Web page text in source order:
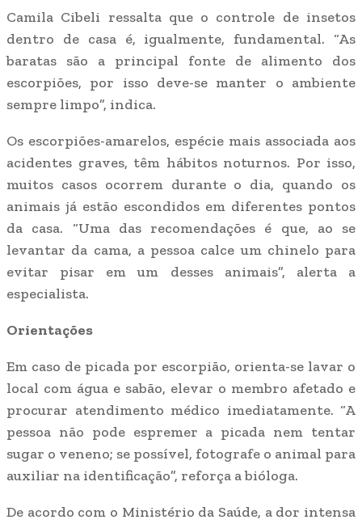
Camila Cibeli ressalta que o controle de insetos
dentro de casa é, igualmente, fundamental. “As
baratas são a principal fonte de alimento dos
escorpiões, por isso deve-se manter o ambiente
sempre limpo”, indica.
Os escorpiões-amarelos, espécie mais associada aos
acidentes graves, têm hábitos noturnos. Por isso,
muitos casos ocorrem durante o dia, quando os
animais já estão escondidos em diferentes pontos
da casa. “Uma das recomendações é que, ao se
levantar da cama, a pessoa calce um chinelo para
evitar pisar em um desses animais”, alerta a
especialista.
Orientações
Em caso de picada por escorpião, orienta-se lavar o
local com água e sabão, elevar o membro afetado e
procurar atendimento médico imediatamente. “A
pessoa não pode espremer a picada nem tentar
sugar o veneno; se possível, fotografe o animal para
auxiliar na identificação”, reforça a bióloga.
De acordo com o Ministério da Saúde, a dor intensa